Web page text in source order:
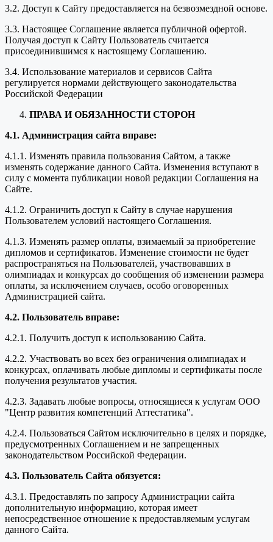
3.2. Доступ к Сайту предоставляется на безвозмездной основе.
3.3. Настоящее Соглашение является публичной офертой.
Получая доступ к Сайту Пользователь считается
присоединившимся к настоящему Соглашению.
3.4. Использование материалов и сервисов Сайта
регулируется нормами действующего законодательства
Российской Федерации
ПРАВА И ОБЯЗАННОСТИ СТОРОН
4.1. Администрация сайта вправе:
4.1.1. Изменять правила пользования Сайтом, а также
изменять содержание данного Сайта. Изменения вступают в
силу с момента публикации новой редакции Соглашения на
Сайте.
4.1.2. Ограничить доступ к Сайту в случае нарушения
Пользователем условий настоящего Соглашения.
4.1.3. Изменять размер оплаты, взимаемый за приобретение
дипломов и сертификатов. Изменение стоимости не будет
распространяться на Пользователей, участвовавших в
олимпиадах и конкурсах до сообщения об изменении размера
оплаты, за исключением случаев, особо оговоренных
Администрацией сайта.
4.2. Пользователь вправе:
4.2.1. Получить доступ к использованию Сайта.
4.2.2. Участвовать во всех без ограничения олимпиадах и
конкурсах, оплачивать любые дипломы и сертификаты после
получения результатов участия.
4.2.3. Задавать любые вопросы, относящиеся к услугам ООО
"Центр развития компетенций Аттестатика".
4.2.4. Пользоваться Сайтом исключительно в целях и порядке,
предусмотренных Соглашением и не запрещенных
законодательством Российской Федерации.
4.3. Пользователь Сайта обязуется:
4.3.1. Предоставлять по запросу Администрации сайта
дополнительную информацию, которая имеет
непосредственное отношение к предоставляемым услугам
данного Сайта.